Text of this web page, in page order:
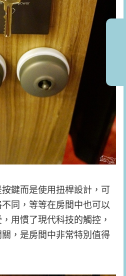
鍵而是使用扭桿設計，可
同，等等在房間中也可以
用慣了現代科技的觸控，
，是房間中非常特別值得